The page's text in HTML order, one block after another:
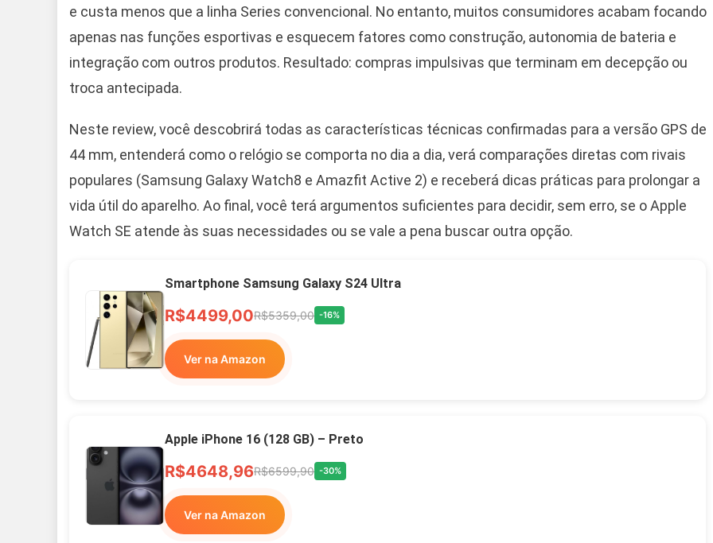
e custa menos que a linha Series convencional. No entanto, muitos consumidores acabam focando
apenas nas funções esportivas e esquecem fatores como construção, autonomia de bateria e
integração com outros produtos. Resultado: compras impulsivas que terminam em decepção ou
troca antecipada.
Neste review, você descobrirá todas as características técnicas confirmadas para a versão GPS de
44 mm, entenderá como o relógio se comporta no dia a dia, verá comparações diretas com rivais
populares (Samsung Galaxy Watch8 e Amazfit Active 2) e receberá dicas práticas para prolongar a
vida útil do aparelho. Ao final, você terá argumentos suficientes para decidir, sem erro, se o Apple
Watch SE atende às suas necessidades ou se vale a pena buscar outra opção.
Smartphone Samsung Galaxy S24 Ultra
R$4499,00R$5359,00 -16%
Ver na Amazon
Apple iPhone 16 (128 GB) – Preto
R$4648,96R$6599,90 -30%
Ver na Amazon